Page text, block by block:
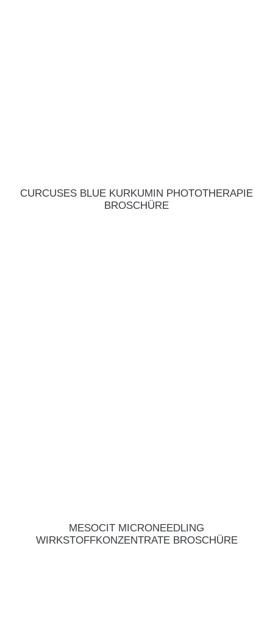
CURCUSES BLUE KURKUMIN PHOTOTHERAPIE
BROSCHÜRE
MESOCIT MICRONEEDLING
WIRKSTOFFKONZENTRATE BROSCHÜRE